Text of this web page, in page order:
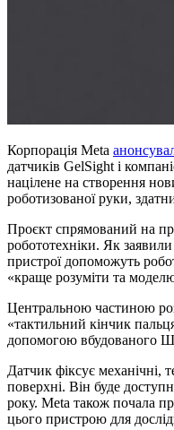
Корпорація Meta
датчиків GelSight і
націлене на створення
роботизованої руки,
Проєкт спрямований на
робототехніки. Як
пристрої допоможуть
«краще розуміти та
Центральною частиною
«тактильний кінчик
допомогою вбудованого
Датчик фіксує механічні,
поверхні. Він буде
року. Meta також почала
цього пристрою для